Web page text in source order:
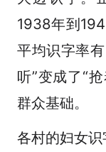
1938年到
平均识字率
听”变成了“
群众基础。
各村的妇女